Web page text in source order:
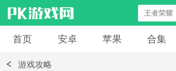
安卓应用
首页 安卓 苹果 合集
游戏攻略